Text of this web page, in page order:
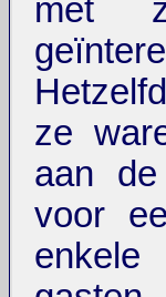
met
ze
aan de
voor